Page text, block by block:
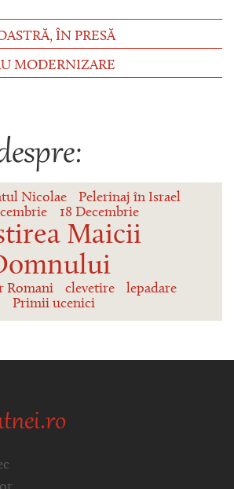
ÎN PRESĂ
MODERNIZARE
Nicolae
Pelerinaj în Israel
18 Decembrie
Maicii
Romani clevetire
lepadare
Primii ucenici